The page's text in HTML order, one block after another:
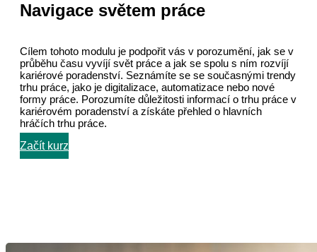
Navigace světem práce
Cílem tohoto modulu je podpořit vás v porozumění, jak se v
průběhu času vyvíjí svět práce a jak se spolu s ním rozvíjí
kariérové poradenství. Seznámíte se se současnými trendy
trhu práce, jako je digitalizace, automatizace nebo nové
formy práce. Porozumíte důležitosti informací o trhu práce v
kariérovém poradenství a získáte přehled o hlavních
hráčích trhu práce.
Začít kurz